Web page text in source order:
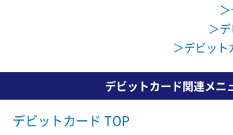
＞
＞デビット
デビットカード関連メニ
デビットカード TOP